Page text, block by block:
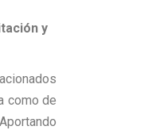
y
como de